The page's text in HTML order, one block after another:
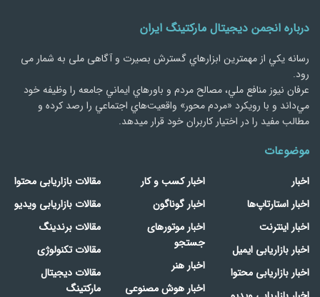
درباره انجمن دیجیتال مارکتینگ ایران
رسانه يكي از مهمترین ابزارهاي گسترش بصیرت و آگاهی ملی به شمار می
رود.
عرفان نیوز منافع ملي، مصالح مردم و باورهاي ايماني جامعه را وظيفه خود
مي‌داند و با رويكرد «مردم‌ محور» واقعيت‌هاي اجتماعي را رصد کرده و
مطالب مفید را در اختیار کاربران خود قرار میدهد.
موضوعات
اخبار
اخبار استارتاپ‌ها
اخبار اینترنت
اخبار بازاریابی ایمیل
اخبار بازاریابی محتوا
اخبار کسب و کار
اخبار گوناگون
اخبار موتورهای
جستجو
اخبار هنر
اخبار هوش مصنوعی
مقالات بازاریابی محتوا
مقالات بازاریابی ویدیو
مقالات برندینگ
مقالات تکنولوژی
مقالات دیجیتال
مارکتینگ